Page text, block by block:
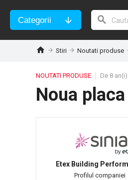
Categorii
Stiri Noutati produse
NOUTATI PRODUSE De 8 an(i)
Noua
Etex Building
Profilul companiei